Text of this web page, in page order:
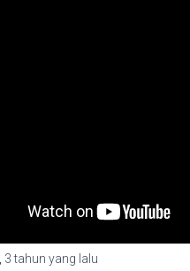
3 tahun yang lalu